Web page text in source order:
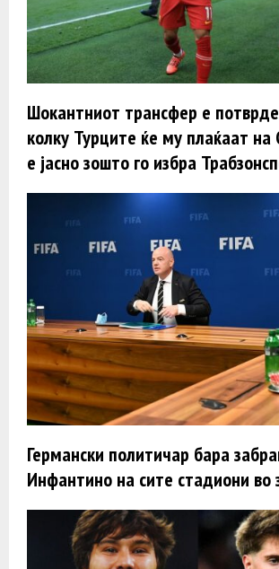
Шокантниот трансфер е
колку Турците ќе му плаќаат на
е јасно зошто го избра
Германски политичар бара
Инфантино на сите стадиони во